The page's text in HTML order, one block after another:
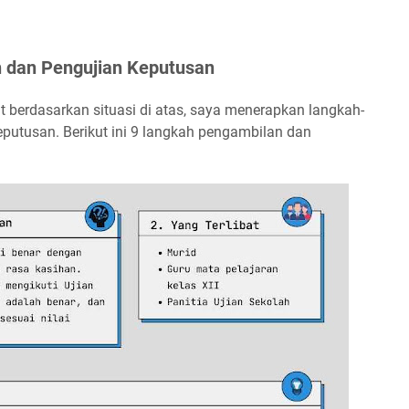
Pengujian Keputusan
situasi di atas, saya menerapkan langkah-
Berikut ini 9 langkah pengambilan dan